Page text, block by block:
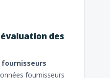
des
fournisseurs